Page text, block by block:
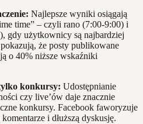
Najlepsze wyniki osiągają
time” – czyli rano (7:00-9:00) i
gdy użytkownicy są najbardziej
że posty publikowane
o 40% niższe wskaźniki
konkursy: Udostępnianie
czy live’ów daje znacznie
konkursy. Facebook faworyzuje
i dłuższą dyskusję.